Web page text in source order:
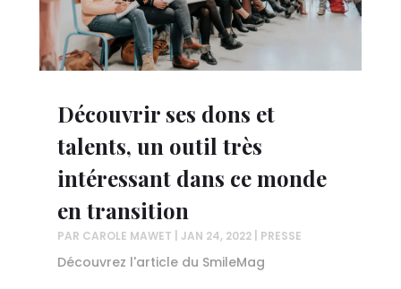
Découvrir ses dons et
talents, un outil très
intéressant dans ce monde
en transition
PAR CAROLE MAWET JAN 24, 2022| PRESSE
Découvrez l'article du SmileMag